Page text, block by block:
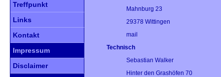
Treffpunkt
Links
Kontakt
Impressum
Disclaimer
Mahnburg 23
29378 Wittingen
mail
Technisch
Sebastian Walker
Hinter den Grashöfen 70